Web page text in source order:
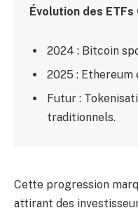
Évolution des ETFs
2024 : Bitcoin
2025 :
Futur :
traditionnels.
Cette progression
attirant des